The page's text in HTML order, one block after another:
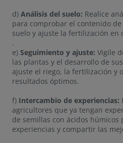
d) Análisis del suelo: Realice
para comprobar el contenido
suelo y ajuste la fertilización en
.
e) Seguimiento y ajuste: Vigile
las plantas y el desarrollo de
ajuste el riego, la fertilización y
resultados óptimos.
f) Intercambio de experiencias:
agricultores que ya tengan
de semillas con ácidos húmicos
experiencias y compartir las